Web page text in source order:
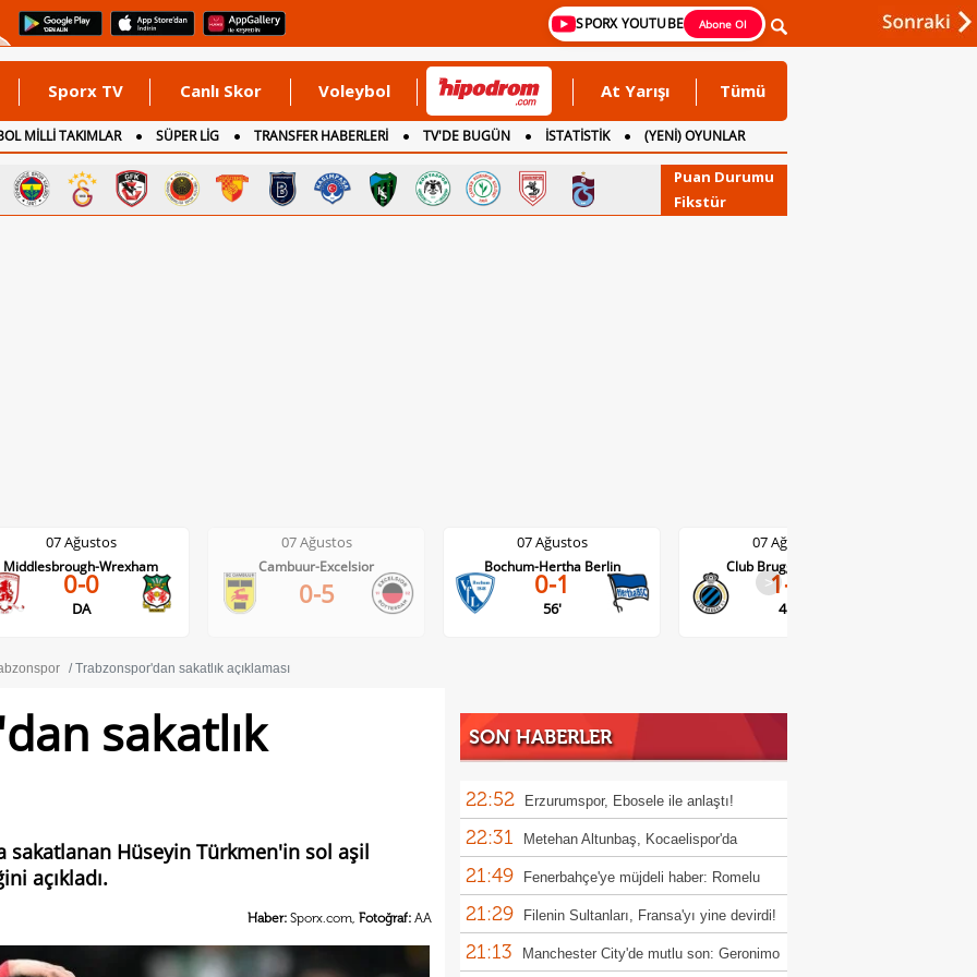
SPORX YOUTUBE Abone Ol
Sporx TV Canlı Skor Voleybol At Yarışı Tümü
MİLLİ TAKIMLAR SÜPER LİG TRANSFER HABERLERİ TV'DE BUGÜN İSTATİSTİK
(YENİ) OYUNLAR
Puan Durumu
Fikstür
07 Ağustos
Cambuur-Excelsior
0-5
07 Ağustos
Bochum-Hertha Berlin
0-1
56'
07 Ağustos
Club Brugge-Kortrijk
1-0
45'
07 Ağustos
Altach-WSG Tirol
3-1
>
Trabzonspor'dan sakatlık açıklaması
sakatlık
sakatlanan Hüseyin Türkmen'in sol aşil
açıkladı.
Haber: Sporx.com, Fotoğraf: AA
SON HABERLER
22:52 Erzurumspor, Ebosele ile anlaştı!
22:31 Metehan Altunbaş, Kocaelispor'da
21:49 Fenerbahçe'ye müjdeli haber: Romelu
Lukaku
21:29 Filenin Sultanları, Fransa'yı yine devirdi!
21:13 Manchester City'de mutlu son: Geronimo